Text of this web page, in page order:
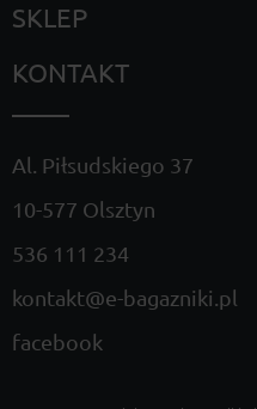
SKLEP
KONTAKT
Al. Piłsudskiego 37
10-577 Olsztyn
536 111 234
kontakt@e-bagazniki.pl
facebook